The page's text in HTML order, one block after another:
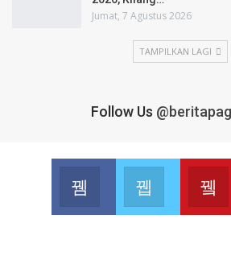
Jumat, 7 Agustus 2026
TAMPILKAN LAGI
Follow Us
Facebook
Join us on Facebook
Twitter
Join us on